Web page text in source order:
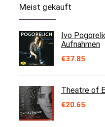
Meist gekauft
Ivo
Aufnahmen
€37.85
Theatre of
€20.65